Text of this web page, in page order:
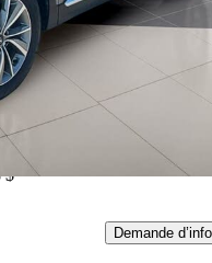
Accent101 249 km
Bonne
$
Demande d’info